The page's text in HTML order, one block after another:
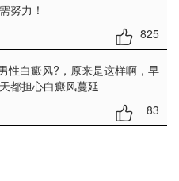
努力！
825
性白癜风? ，原来是这样啊，早
都担心白癜风蔓延
83